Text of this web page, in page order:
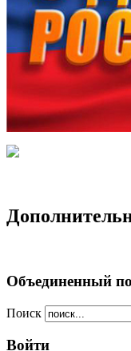
Объединенный
Поиск
Войти